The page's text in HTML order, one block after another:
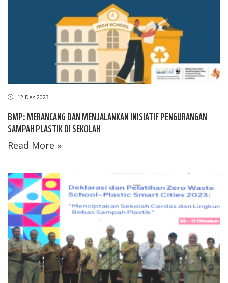
12 Des 2023
BMP: MERANCANG DAN MENJALANKAN INISIATIF PENGURANGAN
SAMPAH PLASTIK DI SEKOLAH
Read More »